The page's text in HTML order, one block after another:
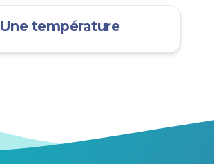
Une température